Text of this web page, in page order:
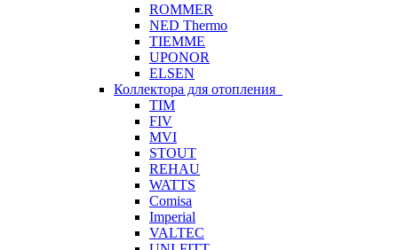
ROMMER
NED Thermo
TIEMME
UPONOR
ELSEN
Коллектора для отопления
TIM
FIV
MVI
STOUT
REHAU
WATTS
Comisa
Imperial
VALTEC